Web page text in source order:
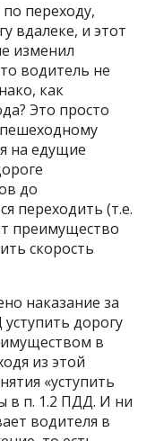
переходу,
вдалеке, и этот
изменил
водитель не
как
Это просто
на едущие
до
переходить (т.е.
преимущество
скорость
наказание за
дорогу
в
из этой
«уступить
в п. 1.2 ПДД. И ни
водителя в